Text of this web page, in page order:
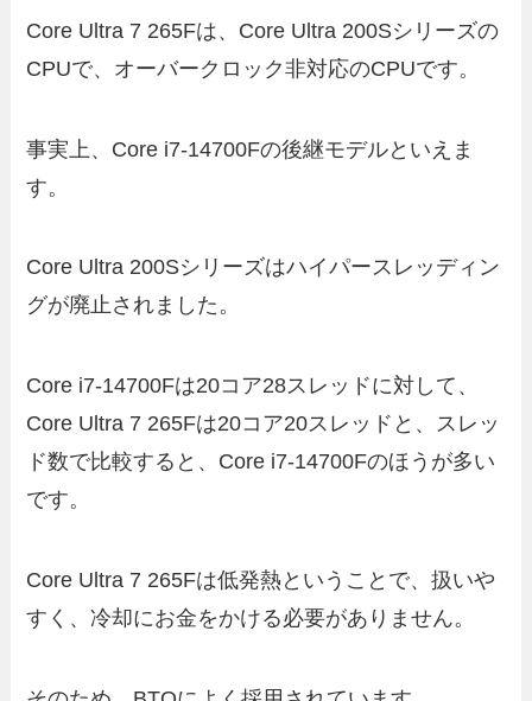
Core Ultra 7 265Fは、Core Ultra 200Sシリーズの
CPUで、オーバークロック非対応のCPUです。
事実上、Core i7-14700Fの後継モデルといえま
す。
Core Ultra 200Sシリーズはハイパースレッディン
グが廃止されました。
Core i7-14700Fは20コア28スレッドに対して、
Core Ultra 7 265Fは20コア20スレッドと、スレッ
ド数で比較すると、Core i7-14700Fのほうが多い
です。
Core Ultra 7 265Fは低発熱ということで、扱いや
すく、冷却にお金をかける必要がありません。